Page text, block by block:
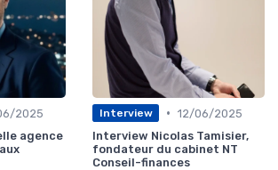
2025
agence
Interview • 12/06/2025
Interview Nicolas Tamisier,
fondateur du cabinet NT
Conseil-finances